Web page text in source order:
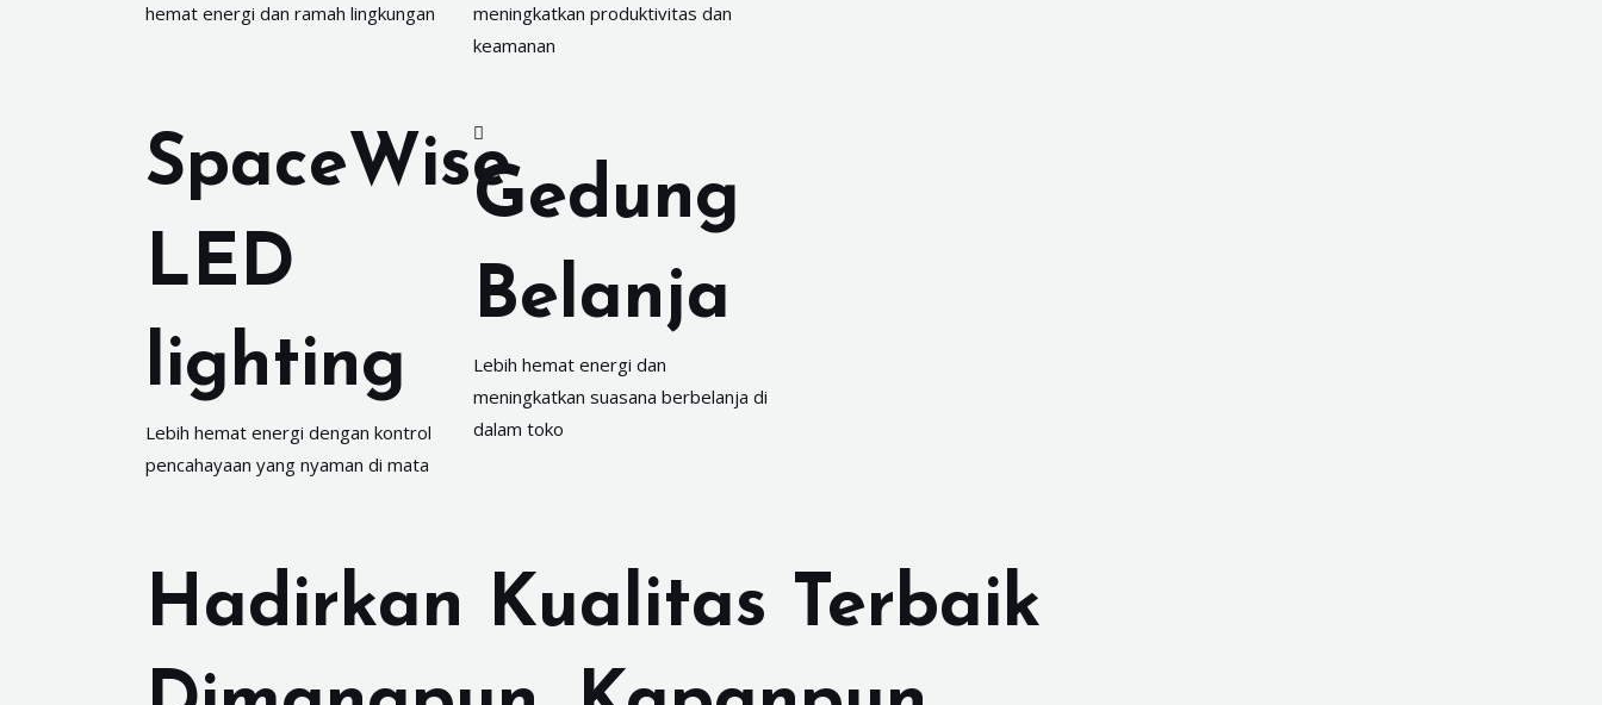
hemat energi dan ramah lingkungan
meningkatkan produktivitas dan
keamanan
SpaceWise
LED
lighting
Lebih hemat energi dengan kontrol
pencahayaan yang nyaman di mata
Gedung
Belanja
Lebih hemat energi dan
meningkatkan suasana berbelanja di
dalam toko
Hadirkan Kualitas Terbaik